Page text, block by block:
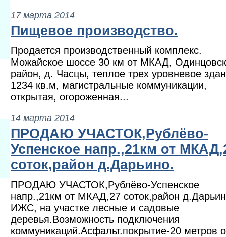
17 марта 2014
Пищевое производство.
Продается производственный комплекс.
Можайское шоссе 30 км от МКАД,
район, д. Часцы, теплое трех уровневое
1234 кв.м, магистральные коммуникации,
открытая, огороженная...
14 марта 2014
ПРОДАЮ УЧАСТОК,Рублёво-
Успенское напр.,21км от
соток,район д.Дарьино.
ПРОДАЮ УЧАСТОК,Рублёво-Успенское
напр.,21км от МКАД,27 соток,район
ИЖС, на участке лесные и садовые
деревья.Возможность подключения
коммуникаций.Асфальт.покрытие-20 метров